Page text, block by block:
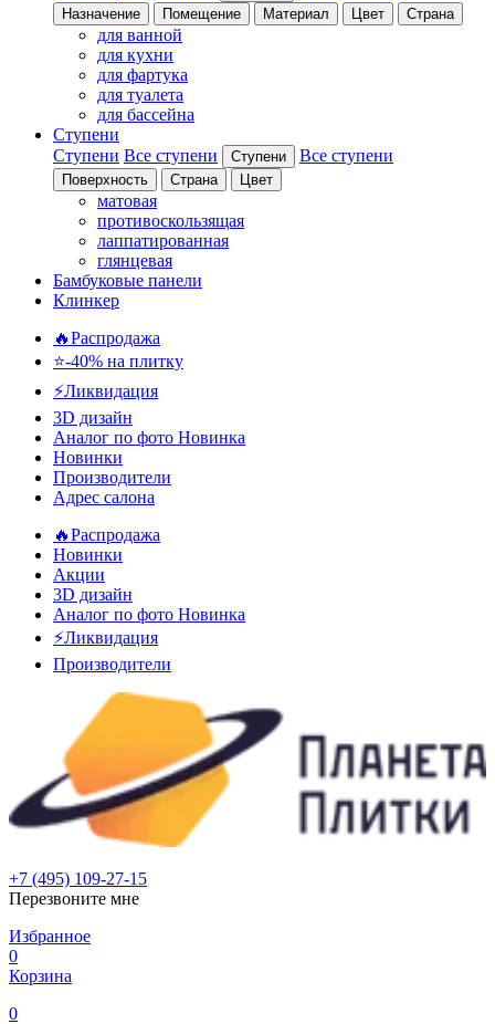
Назначение Помещение Материал Цвет Страна
для ванной
для кухни
для фартука
для туалета
для бассейна
Ступени
Ступени Все ступени Ступени Все ступени
Поверхность Страна Цвет
матовая
противоскользящая
лаппатированная
глянцевая
Бамбуковые панели
Клинкер
🔥Распродажа
⭐-40% на плитку
⚡️Ликвидация
3D дизайн
Аналог по фото Новинка
Новинки
Производители
Адрес салона
🔥Распродажа
Новинки
Акции
3D дизайн
Аналог по фото Новинка
⚡Ликвидация
Производители
+7 (495) 109-27-15
Перезвоните мне
Избранное
0
Корзина
0